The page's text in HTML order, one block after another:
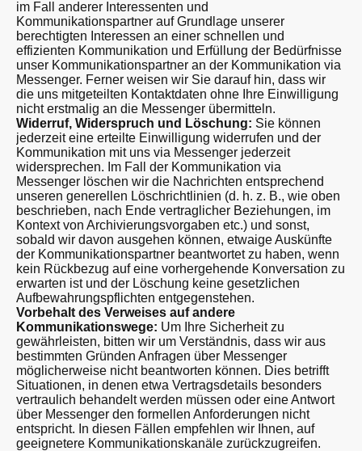
im Fall anderer Interessenten und
Kommunikationspartner auf Grundlage unserer
berechtigten Interessen an einer schnellen und
effizienten Kommunikation und Erfüllung der Bedürfnisse
unser Kommunikationspartner an der Kommunikation via
Messenger. Ferner weisen wir Sie darauf hin, dass wir
die uns mitgeteilten Kontaktdaten ohne Ihre Einwilligung
nicht erstmalig an die Messenger übermitteln.
Widerruf, Widerspruch und Löschung: Sie können
jederzeit eine erteilte Einwilligung widerrufen und der
Kommunikation mit uns via Messenger jederzeit
widersprechen. Im Fall der Kommunikation via
Messenger löschen wir die Nachrichten entsprechend
unseren generellen Löschrichtlinien (d. h. z. B., wie oben
beschrieben, nach Ende vertraglicher Beziehungen, im
Kontext von Archivierungsvorgaben etc.) und sonst,
sobald wir davon ausgehen können, etwaige Auskünfte
der Kommunikationspartner beantwortet zu haben, wenn
kein Rückbezug auf eine vorhergehende Konversation zu
erwarten ist und der Löschung keine gesetzlichen
Aufbewahrungspflichten entgegenstehen.
Vorbehalt des Verweises auf andere
Kommunikationswege: Um Ihre Sicherheit zu
gewährleisten, bitten wir um Verständnis, dass wir aus
bestimmten Gründen Anfragen über Messenger
möglicherweise nicht beantworten können. Dies betrifft
Situationen, in denen etwa Vertragsdetails besonders
vertraulich behandelt werden müssen oder eine Antwort
über Messenger den formellen Anforderungen nicht
entspricht. In diesen Fällen empfehlen wir Ihnen, auf
geeignetere Kommunikationskanäle zurückzugreifen.